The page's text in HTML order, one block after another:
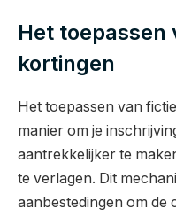
Het toepassen
kortingen
Het toepassen van
manier om je
aantrekkelijker te
te verlagen. Dit
aanbestedingen om de